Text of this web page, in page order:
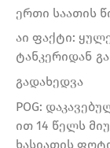
ერთი საათის
აი ფაქტი:
ტანკერიდან
გადახედვა
POG:
ით 14 წელს
ხასიათის